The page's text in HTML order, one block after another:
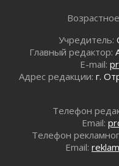
Ленобласть
операторов БПЛА
В Ивангороде
воробушка»
02 августа 2026
Юхла, мука,
Лето катится с
01 августа 2026
В Ленобласти
Учредитель:
Главный редактор:
E-mail:
Адрес редакции: г.
Телефон
Email:
Телефон
Email: